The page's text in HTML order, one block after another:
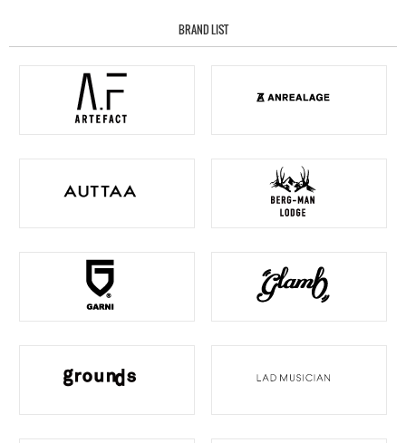
BRAND LIST